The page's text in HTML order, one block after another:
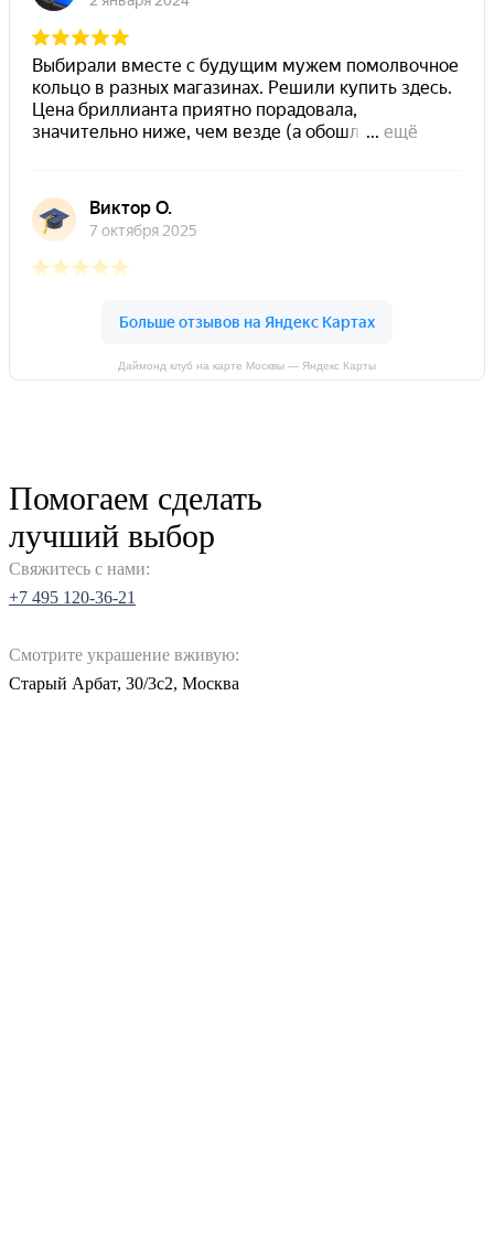
Даймонд клуб на карте Москвы — Яндекс Карты
Помогаем сделать
лучший выбор
Свяжитесь с нами:
+7 495 120-36-21
Смотрите украшение вживую:
Старый Арбат, 30/3с2, Москва